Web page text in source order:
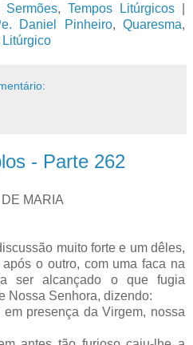
Sermões, Tempos Litúrgicos
Daniel Pinheiro,Quaresma,
Litúrgico
- Parte 262
MARIA
muito forte e um dêles,
o outro, com uma faca na
ser alcançado o que fugia
Nossa Senhora, dizendo:
presença da Virgem, nossa